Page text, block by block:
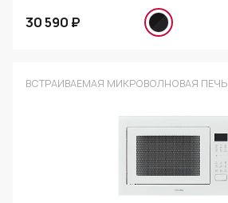
30 590 ₽
ВСТРАИВАЕМАЯ МИКРОВОЛНОВАЯ ПЕЧЬ